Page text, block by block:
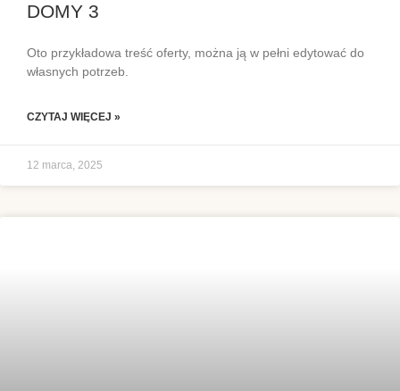
DOMY 3
Oto przykładowa treść oferty, można ją w pełni edytować do
własnych potrzeb.
CZYTAJ WIĘCEJ »
12 marca, 2025